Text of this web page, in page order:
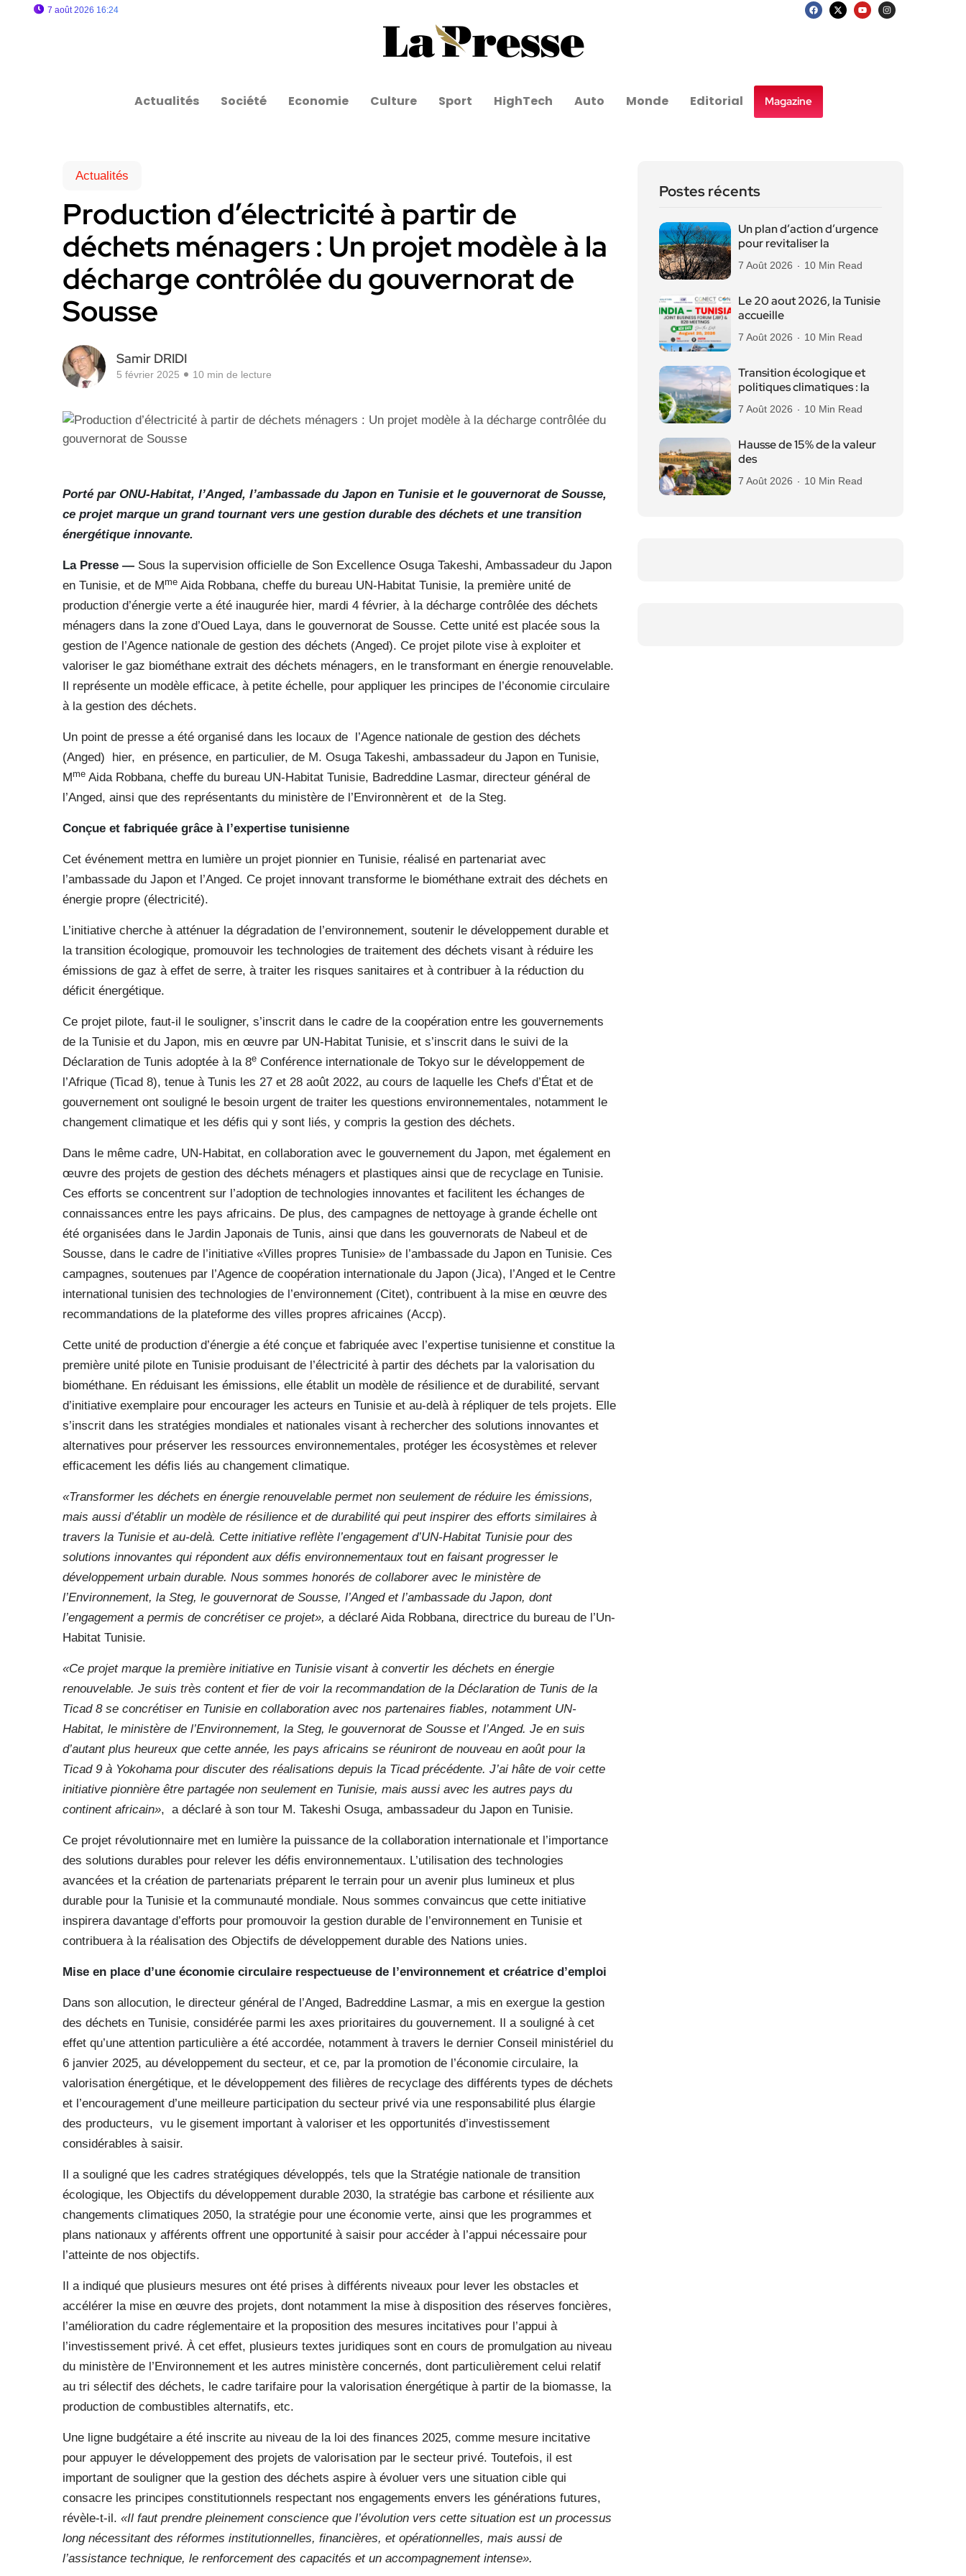
7 août 2026 16:24
Actualités Société Economie Culture Sport HighTech Auto Monde Editorial Magazine
Actualités
Production d’électricité à partir de
déchets ménagers : Un projet modèle à la
décharge contrôlée du gouvernorat de
Sousse
Samir DRIDI
5 février 2025 10 min de lecture
Porté par ONU-Habitat, l’Anged, l’ambassade du Japon en Tunisie et le gouvernorat de Sousse,
ce projet marque un grand tournant vers une gestion durable des déchets et une transition
énergétique innovante.
La Presse — Sous la supervision officielle de Son Excellence Osuga Takeshi, Ambassadeur du Japon
en Tunisie, et de Mme Aida Robbana, cheffe du bureau UN-Habitat Tunisie, la première unité de
production d’énergie verte a été inaugurée hier, mardi 4 février, à la décharge contrôlée des déchets
ménagers dans la zone d’Oued Laya, dans le gouvernorat de Sousse. Cette unité est placée sous la
gestion de l’Agence nationale de gestion des déchets (Anged). Ce projet pilote vise à exploiter et
valoriser le gaz biométhane extrait des déchets ménagers, en le transformant en énergie renouvelable.
Il représente un modèle efficace, à petite échelle, pour appliquer les principes de l’économie circulaire
à la gestion des déchets.
Un point de presse a été organisé dans les locaux de l’Agence nationale de gestion des déchets
(Anged) hier, en présence, en particulier, de M. Osuga Takeshi, ambassadeur du Japon en Tunisie,
Mme Aida Robbana, cheffe du bureau UN-Habitat Tunisie, Badreddine Lasmar, directeur général de
l’Anged, ainsi que des représentants du ministère de l’Environnèrent et de la Steg.
Conçue et fabriquée grâce à l’expertise tunisienne
Cet événement mettra en lumière un projet pionnier en Tunisie, réalisé en partenariat avec
l’ambassade du Japon et l’Anged. Ce projet innovant transforme le biométhane extrait des déchets en
énergie propre (électricité).
L’initiative cherche à atténuer la dégradation de l’environnement, soutenir le développement durable et
la transition écologique, promouvoir les technologies de traitement des déchets visant à réduire les
émissions de gaz à effet de serre, à traiter les risques sanitaires et à contribuer à la réduction du
déficit énergétique.
Ce projet pilote, faut-il le souligner, s’inscrit dans le cadre de la coopération entre les gouvernements
de la Tunisie et du Japon, mis en œuvre par UN-Habitat Tunisie, et s’inscrit dans le suivi de la
Déclaration de Tunis adoptée à la 8e Conférence internationale de Tokyo sur le développement de
l’Afrique (Ticad 8), tenue à Tunis les 27 et 28 août 2022, au cours de laquelle les Chefs d’État et de
gouvernement ont souligné le besoin urgent de traiter les questions environnementales, notamment le
changement climatique et les défis qui y sont liés, y compris la gestion des déchets.
Dans le même cadre, UN-Habitat, en collaboration avec le gouvernement du Japon, met également en
œuvre des projets de gestion des déchets ménagers et plastiques ainsi que de recyclage en Tunisie.
Ces efforts se concentrent sur l’adoption de technologies innovantes et facilitent les échanges de
connaissances entre les pays africains. De plus, des campagnes de nettoyage à grande échelle ont
été organisées dans le Jardin Japonais de Tunis, ainsi que dans les gouvernorats de Nabeul et de
Sousse, dans le cadre de l’initiative «Villes propres Tunisie» de l’ambassade du Japon en Tunisie. Ces
campagnes, soutenues par l’Agence de coopération internationale du Japon (Jica), l’Anged et le Centre
international tunisien des technologies de l’environnement (Citet), contribuent à la mise en œuvre des
recommandations de la plateforme des villes propres africaines (Accp).
Cette unité de production d’énergie a été conçue et fabriquée avec l’expertise tunisienne et constitue la
première unité pilote en Tunisie produisant de l’électricité à partir des déchets par la valorisation du
biométhane. En réduisant les émissions, elle établit un modèle de résilience et de durabilité, servant
d’initiative exemplaire pour encourager les acteurs en Tunisie et au-delà à répliquer de tels projets. Elle
s’inscrit dans les stratégies mondiales et nationales visant à rechercher des solutions innovantes et
alternatives pour préserver les ressources environnementales, protéger les écosystèmes et relever
efficacement les défis liés au changement climatique.
«Transformer les déchets en énergie renouvelable permet non seulement de réduire les émissions,
mais aussi d’établir un modèle de résilience et de durabilité qui peut inspirer des efforts similaires à
travers la Tunisie et au-delà. Cette initiative reflète l’engagement d’UN-Habitat Tunisie pour des
solutions innovantes qui répondent aux défis environnementaux tout en faisant progresser le
développement urbain durable. Nous sommes honorés de collaborer avec le ministère de
l’Environnement, la Steg, le gouvernorat de Sousse, l’Anged et l’ambassade du Japon, dont
l’engagement a permis de concrétiser ce projet», a déclaré Aida Robbana, directrice du bureau de l’Un-
Habitat Tunisie.
«Ce projet marque la première initiative en Tunisie visant à convertir les déchets en énergie
renouvelable. Je suis très content et fier de voir la recommandation de la Déclaration de Tunis de la
Ticad 8 se concrétiser en Tunisie en collaboration avec nos partenaires fiables, notamment UN-
Habitat, le ministère de l’Environnement, la Steg, le gouvernorat de Sousse et l’Anged. Je en suis
d’autant plus heureux que cette année, les pays africains se réuniront de nouveau en août pour la
Ticad 9 à Yokohama pour discuter des réalisations depuis la Ticad précédente. J’ai hâte de voir cette
initiative pionnière être partagée non seulement en Tunisie, mais aussi avec les autres pays du
continent africain», a déclaré à son tour M. Takeshi Osuga, ambassadeur du Japon en Tunisie.
Ce projet révolutionnaire met en lumière la puissance de la collaboration internationale et l’importance
des solutions durables pour relever les défis environnementaux. L’utilisation des technologies
avancées et la création de partenariats préparent le terrain pour un avenir plus lumineux et plus
durable pour la Tunisie et la communauté mondiale. Nous sommes convaincus que cette initiative
inspirera davantage d’efforts pour promouvoir la gestion durable de l’environnement en Tunisie et
contribuera à la réalisation des Objectifs de développement durable des Nations unies.
Mise en place d’une économie circulaire respectueuse de l’environnement et créatrice d’emploi
Dans son allocution, le directeur général de l’Anged, Badreddine Lasmar, a mis en exergue la gestion
des déchets en Tunisie, considérée parmi les axes prioritaires du gouvernement. Il a souligné à cet
effet qu’une attention particulière a été accordée, notamment à travers le dernier Conseil ministériel du
6 janvier 2025, au développement du secteur, et ce, par la promotion de l’économie circulaire, la
valorisation énergétique, et le développement des filières de recyclage des différents types de déchets
et l’encouragement d’une meilleure participation du secteur privé via une responsabilité plus élargie
des producteurs, vu le gisement important à valoriser et les opportunités d’investissement
considérables à saisir.
Il a souligné que les cadres stratégiques développés, tels que la Stratégie nationale de transition
écologique, les Objectifs du développement durable 2030, la stratégie bas carbone et résiliente aux
changements climatiques 2050, la stratégie pour une économie verte, ainsi que les programmes et
plans nationaux y afférents offrent une opportunité à saisir pour accéder à l’appui nécessaire pour
l’atteinte de nos objectifs.
Il a indiqué que plusieurs mesures ont été prises à différents niveaux pour lever les obstacles et
accélérer la mise en œuvre des projets, dont notamment la mise à disposition des réserves foncières,
l’amélioration du cadre réglementaire et la proposition des mesures incitatives pour l’appui à
l’investissement privé. À cet effet, plusieurs textes juridiques sont en cours de promulgation au niveau
du ministère de l’Environnement et les autres ministère concernés, dont particulièrement celui relatif
au tri sélectif des déchets, le cadre tarifaire pour la valorisation énergétique à partir de la biomasse, la
production de combustibles alternatifs, etc.
Une ligne budgétaire a été inscrite au niveau de la loi des finances 2025, comme mesure incitative
pour appuyer le développement des projets de valorisation par le secteur privé. Toutefois, il est
important de souligner que la gestion des déchets aspire à évoluer vers une situation cible qui
consacre les principes constitutionnels respectant nos engagements envers les générations futures,
révèle-t-il. «Il faut prendre pleinement conscience que l’évolution vers cette situation est un processus
long nécessitant des réformes institutionnelles, financières, et opérationnelles, mais aussi de
l’assistance technique, le renforcement des capacités et un accompagnement intense».
Postes récents
Un plan d’action d’urgence
pour revitaliser la
7 Août 2026 10 Min Read
Le 20 aout 2026, la Tunisie
accueille
7 Août 2026 10 Min Read
Transition écologique et
politiques climatiques : la
7 Août 2026 10 Min Read
Hausse de 15% de la valeur
des
7 Août 2026 10 Min Read